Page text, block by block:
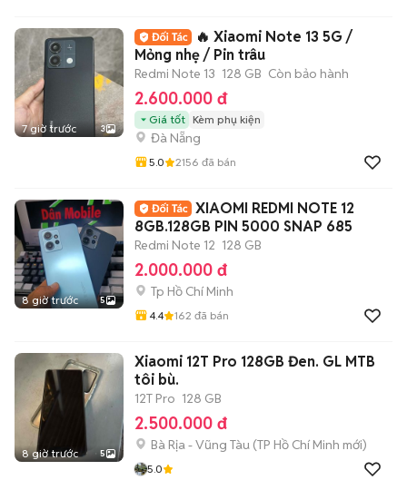
7 giờ trước 3
🔥 Xiaomi Note 13 5G /
Mỏng nhẹ / Pin trâu
Redmi Note 13 128 GB Còn bảo hành
2.600.000 đ
Giá tốt Kèm phụ kiện
Đà Nẵng
5.0 2156 đã bán
8 giờ trước 5
XIAOMI REDMI NOTE 12
8GB.128GB PIN 5000 SNAP 685
Redmi Note 12 128 GB
2.000.000 đ
Tp Hồ Chí Minh
4.4 162 đã bán
8 giờ trước 5
Xiaomi 12T Pro 128GB Đen. GL MTB
tôi bù.
12T Pro 128 GB
2.500.000 đ
Bà Rịa - Vũng Tàu (TP Hồ Chí Minh mới)
5.0